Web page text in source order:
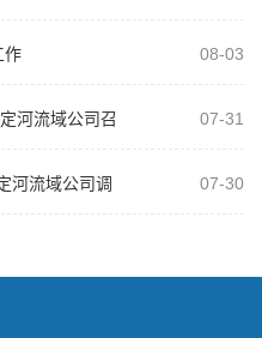
作 08-03
河流域公司召
07-31
河流域公司调
07-30